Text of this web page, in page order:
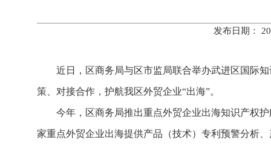
发布日期：
近日，区商务局与区市监局联合举办武进区国际
策、对接合作，护航我区外贸企业“出海”。
今年，区商务局推出重点外贸企业出海知识产权
家重点外贸企业出海提供产品（技术）专利预警分析